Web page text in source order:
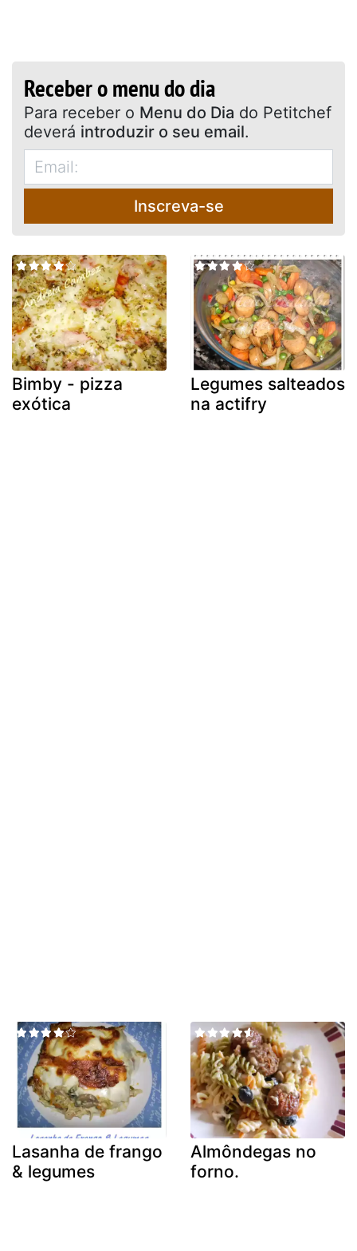
Receber o menu do dia
Para receber o Menu do Dia do Petitchef
deverá introduzir o seu email.
Inscreva-se
Bimby - pizza
exótica
Legumes salteados
na actifry
Lasanha de frango
& legumes
Almôndegas no
forno.